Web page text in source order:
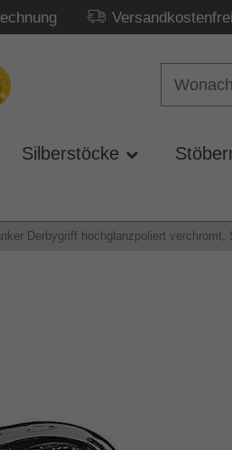
Silberstöcke
Derbygriff hochglanzpoliert